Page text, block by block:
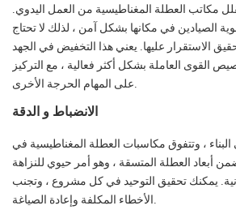
مكاتب العطلة المغناطيسية من العمل اليدوي.
الصيادين في مكانها بشكل آمن ، لذلك لا تحتاج
الاستقرار عليها. يعني هذا التخفيض في الجهد
القوى العاملة بشكل أكثر فعالية ، مع التركيز
على المهام الحرجة الأخرى.
الانضباط و الدقة
البناء ، وتتفوق مكاسبات العطلة المغناطيسية في
أبعاد العطلة المتسقة ، وهو أمر حيوي للنزاهة
يمكنك تحقيق التوحيد في كل مشروع ، وتجنب
الأخطاء المكلفة وإعادة الصياغة.